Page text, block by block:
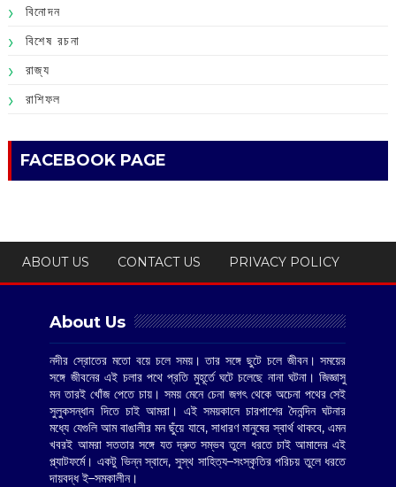
বিনোদন
বিশেষ রচনা
রাজ্য
রাশিফল
FACEBOOK PAGE
ABOUT US CONTACT US PRIVACY POLICY
About Us
নদীর স্রোতের মতো বয়ে চলে সময়। তার সঙ্গে ছুটে চলে জীবন। সময়ের
সঙ্গে জীবনের এই চলার পথে প্রতি মুহূর্তে ঘটে চলেছে নানা ঘটনা। জিজ্ঞাসু
মন তারই খোঁজ পেতে চায়। সময় মেনে চেনা জগৎ থেকে অচেনা পথের সেই
সুলুকসন্ধান দিতে চাই আমরা। এই সময়কালে চারপাশের দৈনন্দিন ঘটনার
মধ্যে যেগুলি আম বাঙালীর মন ছুঁয়ে যাবে, সাধারণ মানুষের স্বার্থ থাকবে, এমন
খবরই আমরা সততার সঙ্গে যত দ্রুত সম্ভব তুলে ধরতে চাই আমাদের এই
প্ল্যাটফর্মে। একটু ভিন্ন স্বাদে, সুস্থ সাহিত্য–সংস্কৃতির পরিচয় তুলে ধরতে
দায়বদ্ধ ই–সমকালীন।